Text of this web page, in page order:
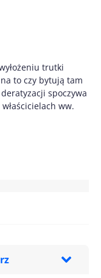
trutki
to czy bytują tam
spoczywa
ww.